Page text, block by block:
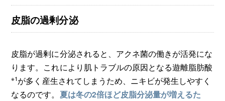
皮脂の過剰分泌
皮脂が過剰に分泌されると、アクネ菌の働きが活発にな
ります。これにより肌トラブルの原因となる遊離脂肪酸
※1が多く産生されてしまうため、ニキビが発生しやすく
なるのです。 夏は冬の2倍ほど皮脂分泌量が増えるた